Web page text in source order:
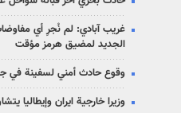
غريب آبادي: لم نُجرِ أي
الجديد لمضيق هرمز مؤقت
وقوع حادث أمني لسفينة في
وزيرا خارجية ايران وإيطاليا